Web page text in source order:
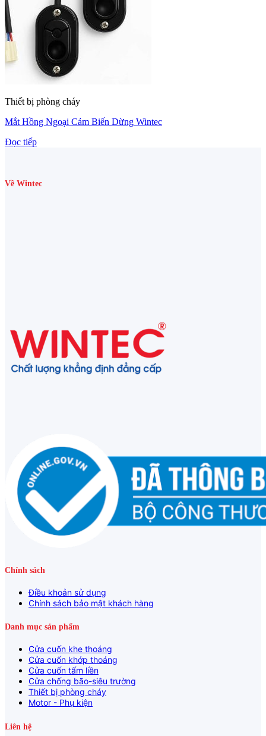
Thiết bị phòng cháy
Mắt Hồng Ngoại Cảm Biến Dừng Wintec
Đọc tiếp
Về Wintec
Chính sách
Điều khoản sử dụng
Chính sách bảo mật khách hàng
Danh mục sản phẩm
Cửa cuốn khe thoáng
Cửa cuốn khớp thoáng
Cửa cuốn tấm liền
Cửa chống bão-siêu trường
Thiết bị phòng cháy
Motor - Phụ kiện
Liên hệ